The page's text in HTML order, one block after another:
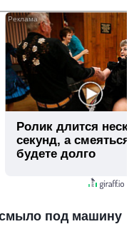
Ролик длится
секунд, а
будете долго
под машину